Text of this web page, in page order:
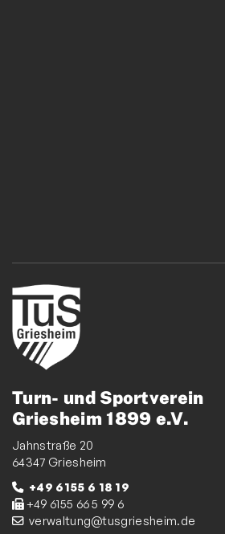
Turn- und Sportverein
Griesheim 1899 e.V.
Jahnstraße 20
64347 Griesheim
+49 6155 6 18 19
+49 6155 66 5 99 6
verwaltung@tusgriesheim.de